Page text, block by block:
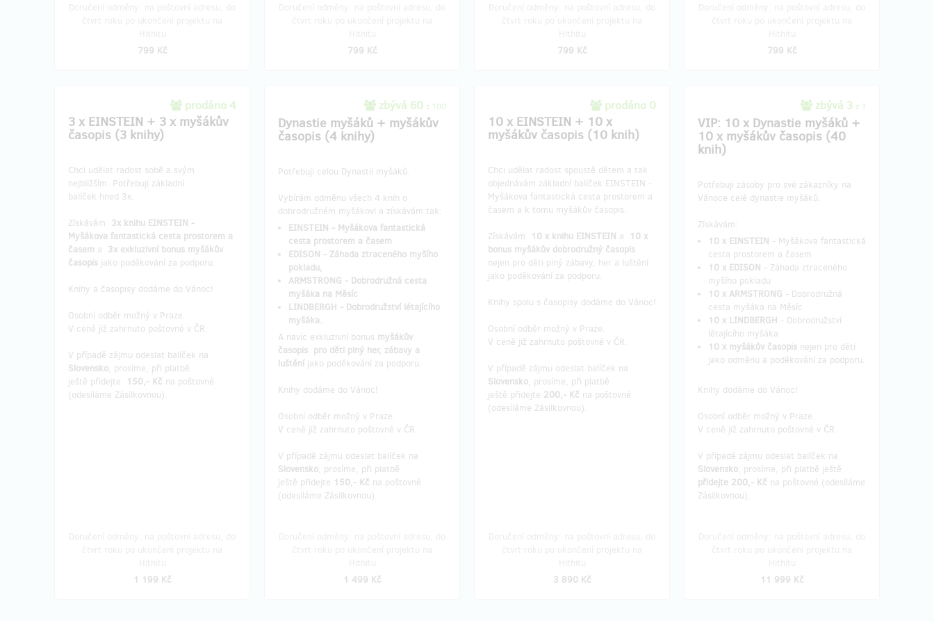
799 Kč
799 Kč
799 Kč
799 Kč
prodáno 4
3 x EINSTEIN + 3 x myšákův
časopis (3 knihy)
Chci udělat radost sobě a svým
nejbližším. Potřebuji základní
balíček hned 3x.
Získávám 3x knihu EINSTEIN -
Myšákova fantastická cesta prostorem a
časem a 3x exkluzivní bonus myšákův
časopis jako poděkování za podporu.
Knihy a časopisy dodáme do Vánoc!
Osobní odběr možný v Praze.
V ceně již zahrnuto poštovné v ČR.
V případě zájmu odeslat balíček na
Slovensko, prosíme, při platbě
ještě přidejte
150,- Kč na poštovné
(odesíláme Zásilkovnou).
1 199 Kč
zbývá 60 z 100
Dynastie myšáků + myšákův
časopis (4 knihy)
Potřebuji celou Dynastii myšáků.
Vybírám odměnu všech 4 knih o
dobrodružném myšákovi a získávám tak:
EINSTEIN - Myšákova fantastická
cesta prostorem a časem
EDISON - Záhada ztraceného myšího
pokladu,
ARMSTRONG - Dobrodružná cesta
myšáka na Měsíc
LINDBERGH - Dobrodružství létajícího
myšáka.
A navíc exkluzivní bonus myšákův
časopis pro děti plný her, zábavy a
luštění jako poděkování za podporu.
Knihy dodáme do Vánoc!
Osobní odběr možný v Praze.
V ceně již zahrnuto poštovné v ČR.
V případě zájmu odeslat balíček na
Slovensko, prosíme, při platbě
ještě přidejte 150,- Kč na poštovné
(odesíláme Zásilkovnou).
1 499 Kč
prodáno 0
10 x EINSTEIN + 10 x
myšákův časopis (10 knih)
Chci udělat radost spoustě dětem a tak
objednávám základní balíček EINSTEIN -
Myšákova fantastická cesta prostorem a
časem a k tomu myšákův časopis.
Získávám 10 x knihu EINSTEIN a 10 x
bonus myšákův dobrodružný časopis
nejen pro děti plný zábavy, her a luštění
jako poděkování za podporu.
Knihy spolu s časopisy dodáme do Vánoc!
Osobní odběr možný v Praze.
V ceně již zahrnuto poštovné v ČR.
V případě zájmu odeslat balíček na
Slovensko, prosíme, při platbě
ještě přidejte 200,- Kč na poštovné
(odesíláme Zásilkovnou).
3 890 Kč
zbývá 3 z 3
VIP: 10 x Dynastie myšáků +
10 x myšákův časopis (40
knih)
Potřebuji zásoby pro své zákazníky na
Vánoce celé dynastie myšáků.
Získávám:
10 x EINSTEIN - Myšákova fantastická
cesta prostorem a časem
10 x EDISON - Záhada ztraceného
myšího pokladu
10 x ARMSTRONG - Dobrodružná
cesta myšáka na Měsíc
10 x LINDBERGH - Dobrodružství
létajícího myšáka
10 x myšákův časopis nejen pro děti
jako odměnu a poděkování za podporu.
Knihy dodáme do Vánoc!
Osobní odběr možný v Praze.
V ceně již zahrnuto poštovné v ČR.
V případě zájmu odeslat balíček na
Slovensko, prosíme, při platbě ještě
přidejte 200,- Kč na poštovné (odesíláme
Zásilkovnou).
11 999 Kč